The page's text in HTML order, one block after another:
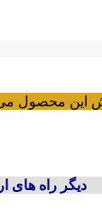
محصول می
دیگر راه های